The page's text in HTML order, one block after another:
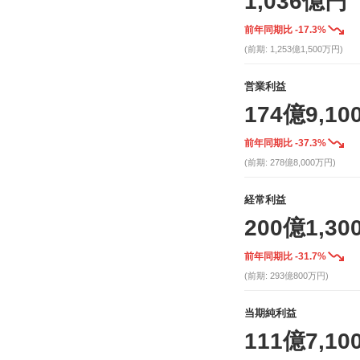
前年同期比 -17.3%
(前期: 1,253億1,500万円)
営業利益
174億
前年同期比 -37.3%
(前期: 278億8,000万円)
経常利益
200億
前年同期比 -31.7%
(前期: 293億800万円)
当期純利益
111億